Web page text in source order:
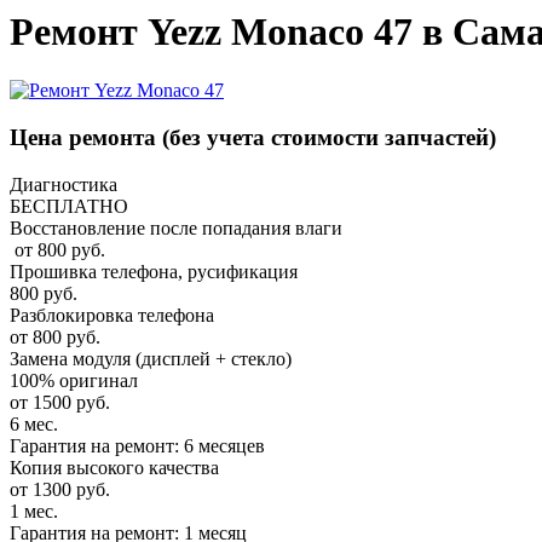
Ремонт Yezz Monaco 47 в
Цена ремонта (без учета стоимости запчастей)
Диагностика
БЕСПЛАТНО
Восстановление после попадания влаги
от 800 руб.
Прошивка телефона, русификация
800 руб.
Разблокировка телефона
от 800 руб.
Замена модуля (дисплей + стекло)
100% оригинал
от 1500 руб.
6 мес.
Гарантия на ремонт: 6 месяцев
Копия высокого качества
от 1300 руб.
1 мес.
Гарантия на ремонт: 1 месяц